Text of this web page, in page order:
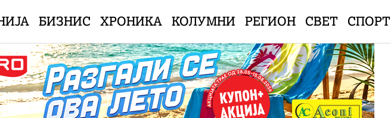
БИЗНИС ХРОНИКА КОЛУМНИ РЕГИОН СВЕТ СПОРТ